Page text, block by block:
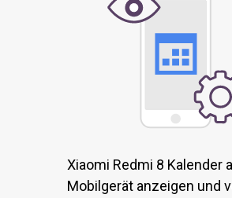
Xiaomi Redmi 8 Kalender
Mobilgerät anzeigen und